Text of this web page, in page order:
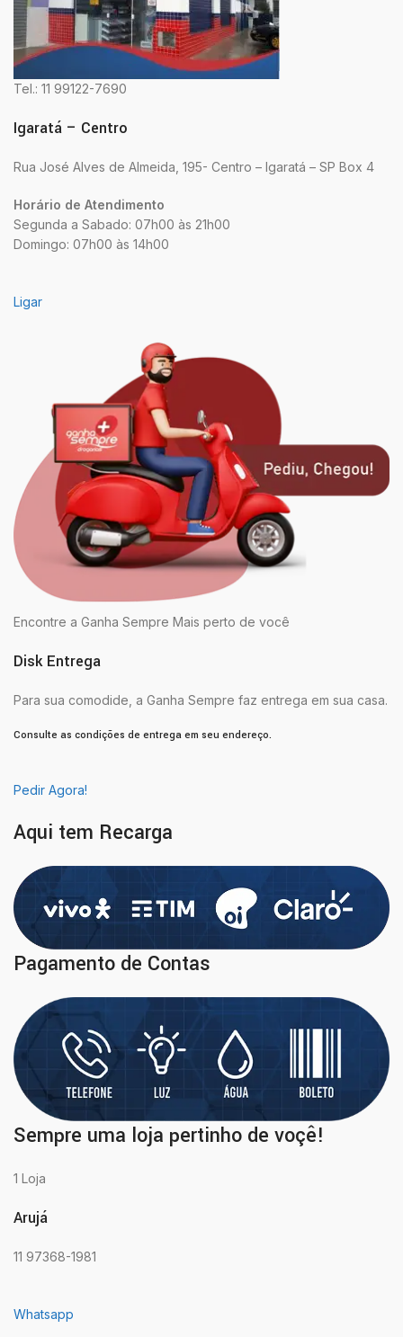
Tel.: 11 99122-7690
Igaratá – Centro
Rua José Alves de Almeida, 195- Centro – Igaratá – SP Box 4
Horário de Atendimento
Segunda a Sabado: 07h00 às 21h00
Domingo: 07h00 às 14h00
Ligar
Encontre a Ganha Sempre Mais perto de você
Disk Entrega
Para sua comodide, a Ganha Sempre faz entrega em sua casa.
Consulte as condições de entrega em seu endereço.
Pedir Agora!
Aqui tem Recarga
Pagamento de Contas
Sempre uma loja pertinho de voçê!
1 Loja
Arujá
11 97368-1981
Whatsapp